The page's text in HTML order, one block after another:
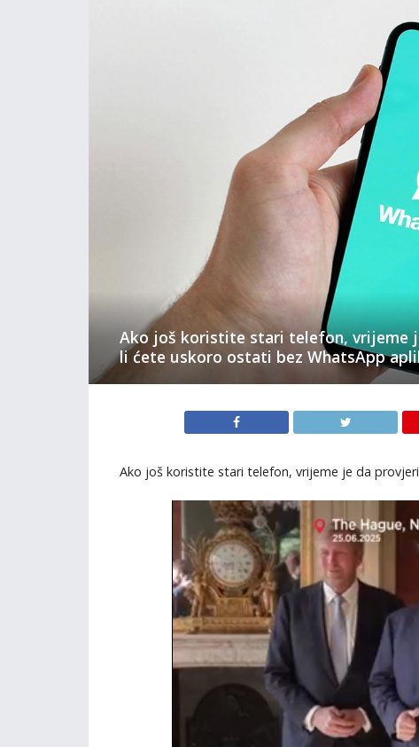
Ako još koristite stari telefon, vrijeme
li ćete uskoro ostati bez WhatsApp
Ako još koristite stari telefon, vrijeme je da